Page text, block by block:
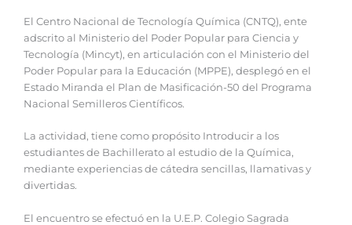
El Centro Nacional de Tecnología Química (CNTQ), ente
adscrito al Ministerio del Poder Popular para Ciencia y
Tecnología (Mincyt), en articulación con el Ministerio del
Poder Popular para la Educación (MPPE), desplegó en el
Estado Miranda el Plan de Masificación-50 del Programa
Nacional Semilleros Científicos.
La actividad, tiene como propósito Introducir a los
estudiantes de Bachillerato al estudio de la Química,
mediante experiencias de cátedra sencillas, llamativas y
divertidas.
El encuentro se efectuó en la U.E.P. Colegio Sagrada